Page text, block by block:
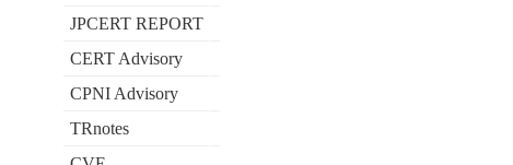
JPCERT REPORT
CERT Advisory
CPNI Advisory
TRnotes